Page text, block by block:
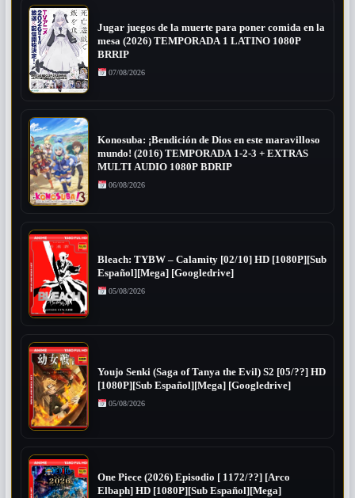
Jugar juegos de la muerte para poner comida en la
mesa (2026) TEMPORADA 1 LATINO 1080P
BRRIP
07/08/2026
Konosuba: ¡Bendición de Dios en este maravilloso
mundo! (2016) TEMPORADA 1-2-3 + EXTRAS
MULTI AUDIO 1080P BDRIP
06/08/2026
Bleach: TYBW – Calamity [02/10] HD [1080P][Sub
Español][Mega] [Googledrive]
05/08/2026
Youjo Senki (Saga of Tanya the Evil) S2 [05/??] HD
[1080P][Sub Español][Mega] [Googledrive]
05/08/2026
One Piece (2026) Episodio [ 1172/??] [Arco
Elbaph] HD [1080P][Sub Español][Mega]